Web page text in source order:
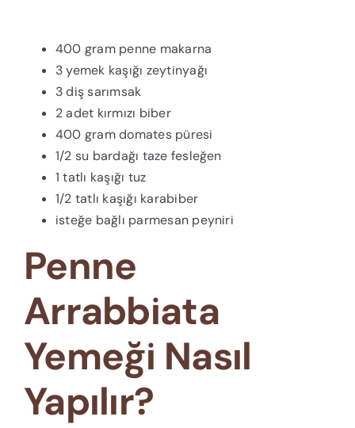
400 gram penne makarna
3 yemek kaşığı zeytinyağı
3 diş sarımsak
2 adet kırmızı biber
400 gram domates püresi
1/2 su bardağı taze fesleğen
1 tatlı kaşığı tuz
1/2 tatlı kaşığı karabiber
isteğe bağlı parmesan peyniri
Penne
Arrabbiata
Yemeği Nasıl
Yapılır?